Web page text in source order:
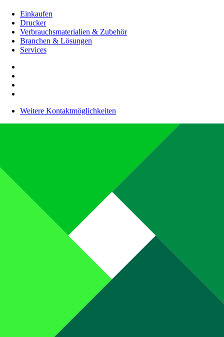
Einkaufen
Drucker
Verbrauchsmaterialien & Zubehör
Branchen & Lösungen
Services
Weitere Kontaktmöglichkeiten